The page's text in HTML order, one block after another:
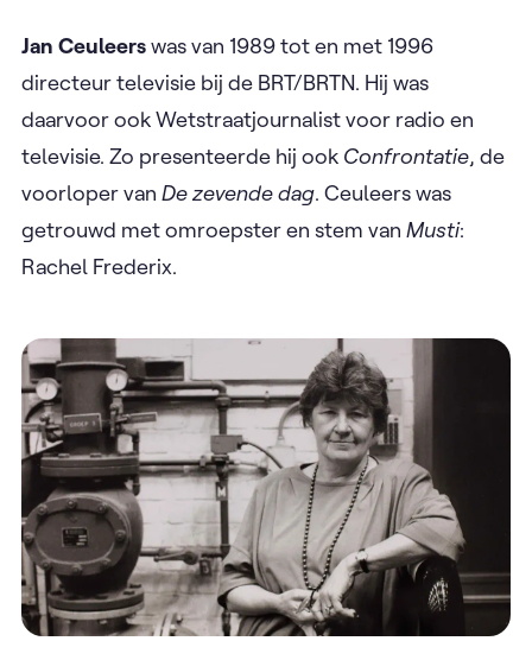
Jan Ceuleerswas van 1989 tot en met 1996
directeur televisie bij de BRT/BRTN. Hij was
daarvoor ook Wetstraatjournalist voor radio en
televisie. Zo presenteerde hij ook Confrontatie, de
voorloper van De zevende dag. Ceuleers was
getrouwd met omroepster en stem van Musti:
Rachel Frederix.